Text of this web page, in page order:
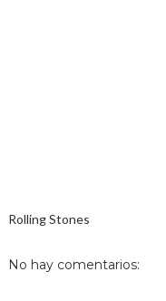
Rolling Stones
No hay comentarios: